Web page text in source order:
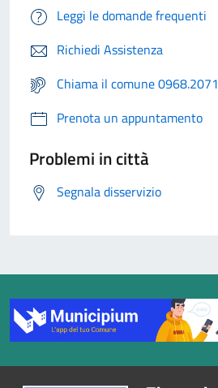
Leggi le domande frequenti
Richiedi Assistenza
Chiama il comune 0968.2071
Prenota un appuntamento
Problemi in città
Segnala disservizio